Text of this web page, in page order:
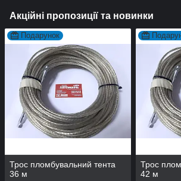
Акційні пропозиції та новинки
Подарунок
Трос пломбувальний тента
36 м
Трос
42 м